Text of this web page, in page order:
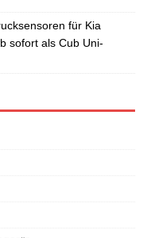
für Kia
sofort als Cub Uni-